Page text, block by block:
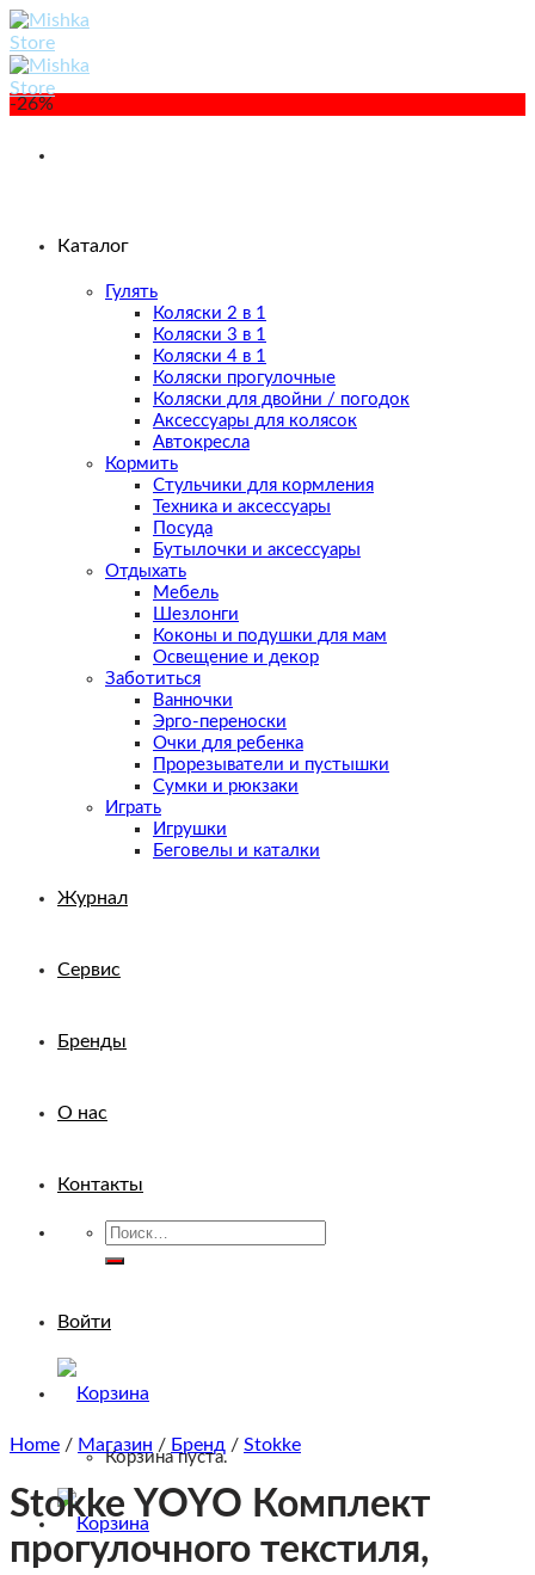
Skip
to
content
Каталог
Гулять
Коляски 2 в 1
Коляски 3 в 1
Коляски 4 в 1
Коляски прогулочные
Коляски для двойни / погодок
Аксессуары для колясок
Автокресла
Кормить
Стульчики для кормления
Техника и аксессуары
Посуда
Бутылочки и аксессуары
Отдыхать
Мебель
Шезлонги
Коконы и подушки для мам
Освещение и декор
Заботиться
Ванночки
Эрго-переноски
Очки для ребенка
Прорезыватели и пустышки
Сумки и рюкзаки
Играть
Игрушки
Беговелы и каталки
Журнал
Сервис
Бренды
О нас
Контакты
Искать:
Войти
Корзина пуста.
-26%
Home / Магазин / Бренд / Stokke
Stokke YOYO Комплект
прогулочного текстиля,